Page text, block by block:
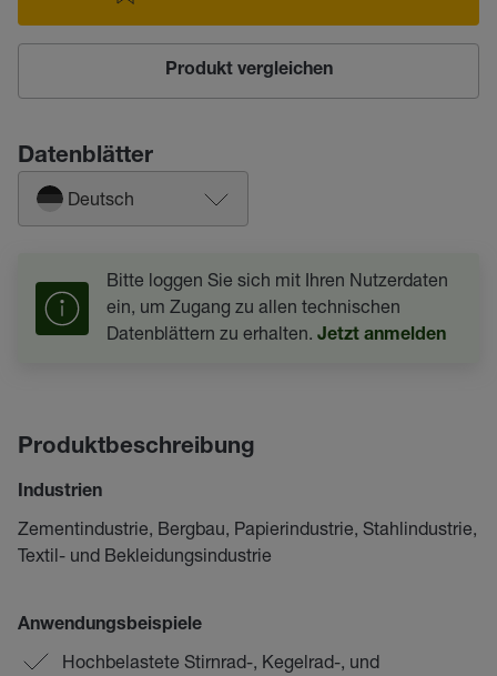
Produkt vergleichen
Datenblätter
Deutsch
Bitte loggen Sie sich mit Ihren Nutzerdaten
ein, um Zugang zu allen technischen
Datenblättern zu erhalten. Jetzt anmelden
Produktbeschreibung
Industrien
Zementindustrie, Bergbau, Papierindustrie, Stahlindustrie,
Textil- und Bekleidungsindustrie
Anwendungsbeispiele
Hochbelastete Stirnrad-, Kegelrad-, und